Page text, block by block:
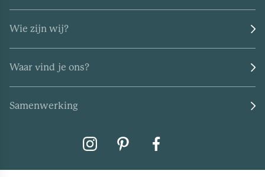
Wie zijn wij?
Waar vind je ons?
Samenwerking